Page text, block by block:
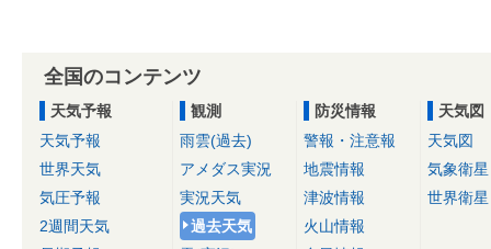
全国のコンテンツ
天気予報
天気予報
世界天気
気圧予報
2週間天気
観測
雨雲(過去)
アメダス実況
実況天気
過去天気
防災情報
警報・注意報
地震情報
津波情報
火山情報
天気図
天気図
気象衛星
世界衛星